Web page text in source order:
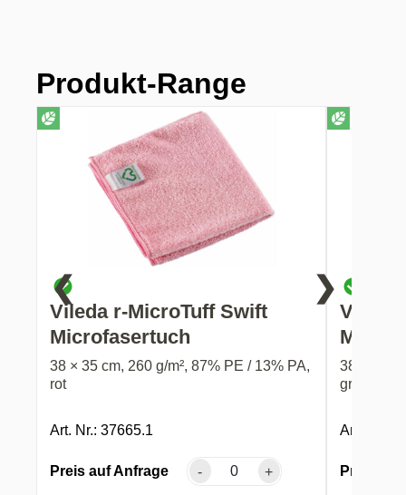
Produkt-Range
Vileda r-MicroTuff Swift
Microfasertuch
38 × 35 cm, 260 g/m², 87% PE / 13% PA,
rot
Art. Nr.: 37665.1
Preis auf Anfrage - +
Vileda
38 × 35
grün
Art. Nr.:
Preis auf
❮ ❯